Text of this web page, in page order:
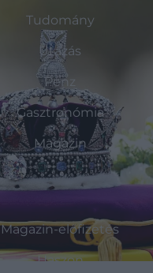
Tudomány
Utazás
Pénz
Gasztronómia
Magazin
HG MEDIA
Magazin-előfizetés
Haszon